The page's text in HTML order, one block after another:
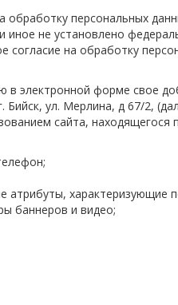
обработку персональных
не установлено
согласие на обработку
электронной форме свое
ул. Мерлина, д 67/2,
сайта, находящегося
атрибуты, характеризующие
баннеров и видео;